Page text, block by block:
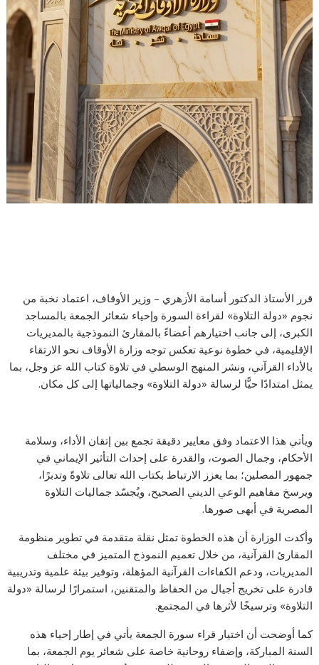
قرر الأستاذ الدكتور أسامة الأزهري – وزير الأوقاف، اعتماد نخبة من
نجوم «دولة التلاوة» لقراءة السورة وإحياء شعائر الجمعة بالمساجد
الكبرى، إلى جانب اختيارهم أعضاءً بالمقارئ النموذجية بالمديريات
الإقليمية، في خطوة نوعية تعكس توجه وزارة الأوقاف نحو الارتقاء
بالأداء القرآني، ونشر المنهج الوسطي في تلاوة كتاب الله عز وجل، بما
يمثل امتدادًا حيًّا لرسالة «دولة التلاوة» وجمالياتها إلى كل مكان.
ويأتي هذا الاعتماد وفق معايير دقيقة تجمع بين إتقان الأداء، وسلامة
الأحكام، وجمال الصوت، والقدرة على إحداث التأثير الإيماني في
جمهور المصلين؛ بما يعزز الارتباط بكتاب الله تعالى تلاوةً وتدبرًا،
ويرسخ مفاهيم الوعي الديني الصحيح، ويُجسّد جماليات التلاوة
المصرية في أبهى صورها.
وأكدت الوزارة أن هذه الخطوة تمثل نقلة متقدمة في تطوير منظومة
المقارئ القرآنية، من خلال تعميم النموذج المتميز في مختلف
المديريات، ودعم الكفاءات القرآنية المؤهلة، وتوفير بيئة علمية وتدريبية
قادرة على تخريج أجيال من الحفاظ والمتقنين، استمرارًا لرسالة «دولة
التلاوة» وترسيخًا لأثرها في المجتمع.
كما أوضحت أن اختيار قراء سورة الجمعة يأتي في إطار إحياء هذه
السنة المباركة، وإضفاء روحانية خاصة على شعائر يوم الجمعة، بما